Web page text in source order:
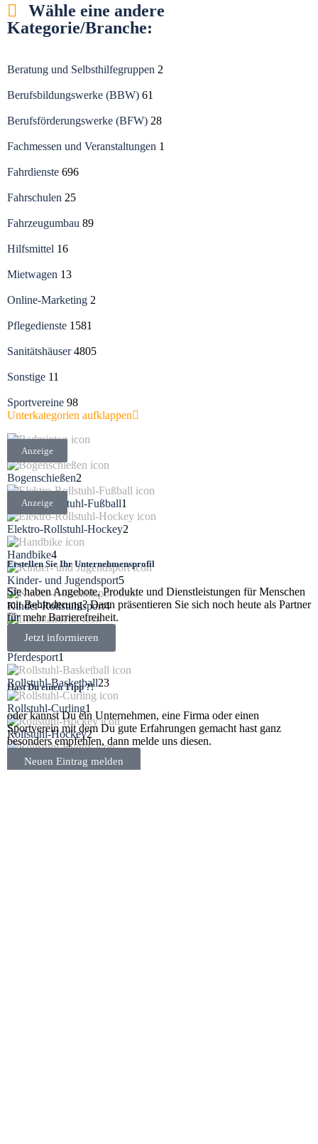
Wähle eine andere
Kategorie/Branche:
Beratung und Selbsthilfegruppen 2
Berufsbildungswerke (BBW) 61
Berufsförderungswerke (BFW) 28
Fachmessen und Veranstaltungen 1
Fahrdienste 696
Fahrschulen 25
Fahrzeugumbau 89
Hilfsmittel 16
Mietwagen 13
Online-Marketing 2
Pflegedienste 1581
Sanitätshäuser 4805
Sonstige 11
Sportvereine 98
Unterkategorien aufklappen
Badminton
Bogenschießen2
Elektro-Rollstuhl-Fußball1
Elektro-Rollstuhl-Hockey2
Handbike4
Kinder- und Jugendsport5
Kinder-Rollstuhlsport4
Leichtathletik
Pferdesport1
Rollstuhl-Basketball23
Rollstuhl-Curling1
Rollstuhl-Hockey2
Rollstuhl-Rugby3
Anzeige
Anzeige
Erstellen Sie Ihr Unternehmensprofil
Sie haben Angebote, Produkte und Dienstleistungen für Menschen
mit Behinderung? Dann präsentieren Sie sich noch heute als Partner
für mehr Barrierefreiheit.
Jetzt informieren
Hast Du einen Tipp ?!
oder kannst Du ein Unternehmen, eine Firma oder einen
Sportverein mit dem Du gute Erfahrungen gemacht hast ganz
besonders empfehlen, dann melde uns diesen.
Neuen Eintrag melden